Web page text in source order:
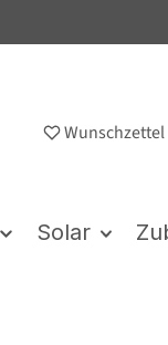
Wunschzettel
Solar